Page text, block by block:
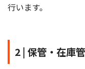
行います。
2 | 保管・在庫